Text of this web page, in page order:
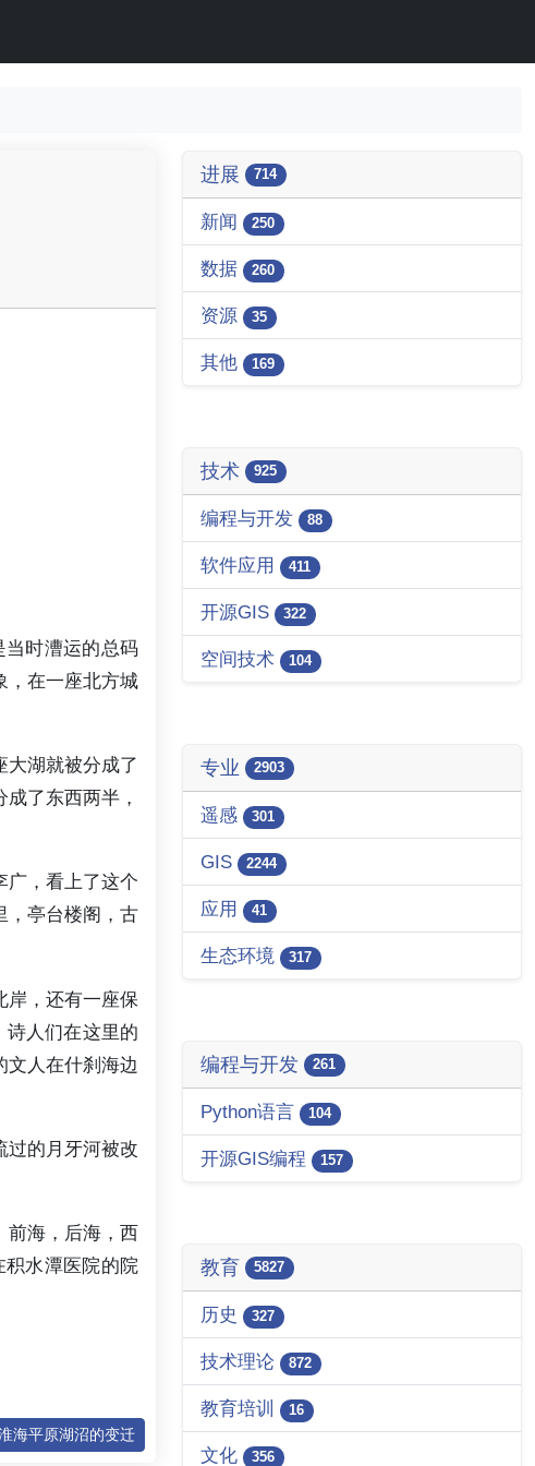
时漕运的总码
，在一座北方城
大湖就被分成了
了东西两半，
广，看上了这个
，亭台楼阁，古
岸，还有一座保
人们在这里的
文人在什刹海边
过的月牙河被改
前海，后海，西
水潭医院的院
海平原湖沼的变迁
进展 714
新闻 250
数据 260
资源 35
其他 169
技术 925
编程与开发 88
软件应用 411
开源GIS 322
空间技术 104
专业 2903
遥感 301
GIS 2244
应用 41
生态环境 317
编程与开发 261
Python语言 104
开源GIS编程 157
教育 5827
历史 327
技术理论 872
教育培训 16
文化 356